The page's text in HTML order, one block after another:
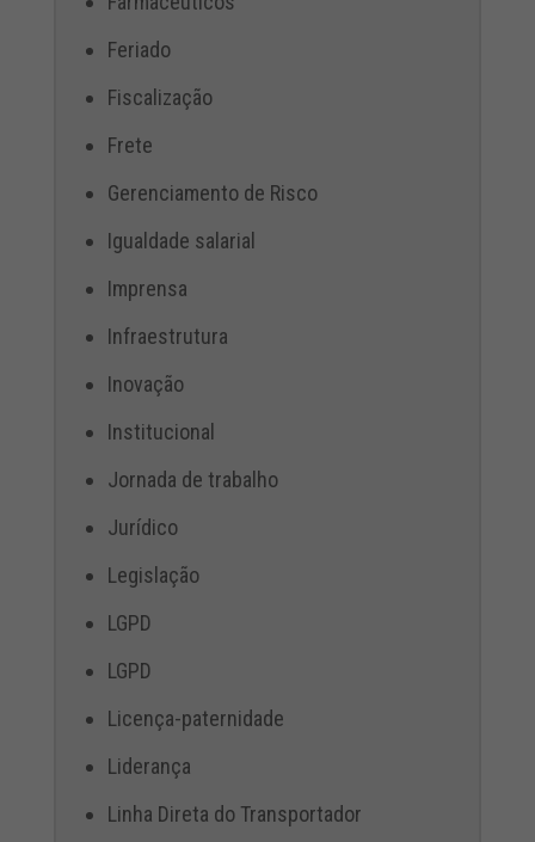
Feriado
Fiscalização
Frete
Gerenciamento de Risco
Igualdade salarial
Imprensa
Infraestrutura
Inovação
Institucional
Jornada de trabalho
Jurídico
Legislação
LGPD
LGPD
Licença-paternidade
Liderança
Linha Direta do Transportador